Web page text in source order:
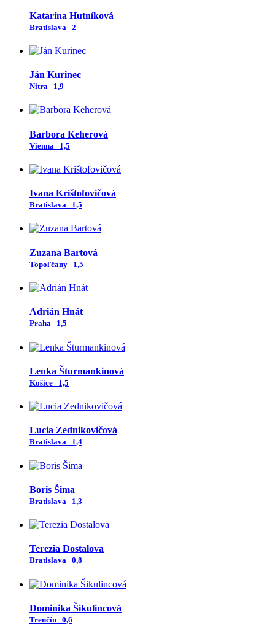
Katarína Hutníková
Bratislava 2
Ján Kurinec
Nitra 1,9
Barbora Keherová
Vienna 1,5
Ivana Krištofovičová
Bratislava 1,5
Zuzana Bartová
Topoľčany 1,5
Adrián Hnát
Praha 1,5
Lenka Šturmankinová
Košice 1,5
Lucia Zednikovičová
Bratislava 1,4
Boris Šima
Bratislava 1,3
Terezia Dostalova
Bratislava 0,8
Dominika Šikulincová
Trenčín 0,6